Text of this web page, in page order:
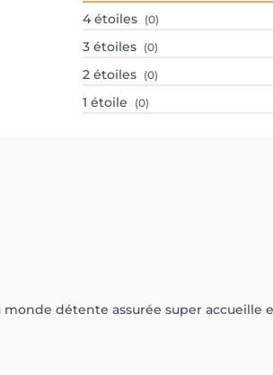
4 étoiles (0)
3 étoiles (0)
2 étoiles (0)
1 étoile (0)
détente assurée super accueille